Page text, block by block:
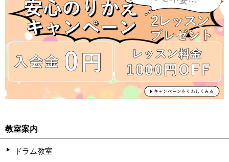
教室案内
ドラム教室